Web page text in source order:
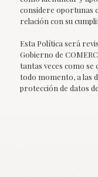
considere oportunas
relación con su
Esta Política será
Gobierno de
tantas veces como se
todo momento, a las
protección de datos